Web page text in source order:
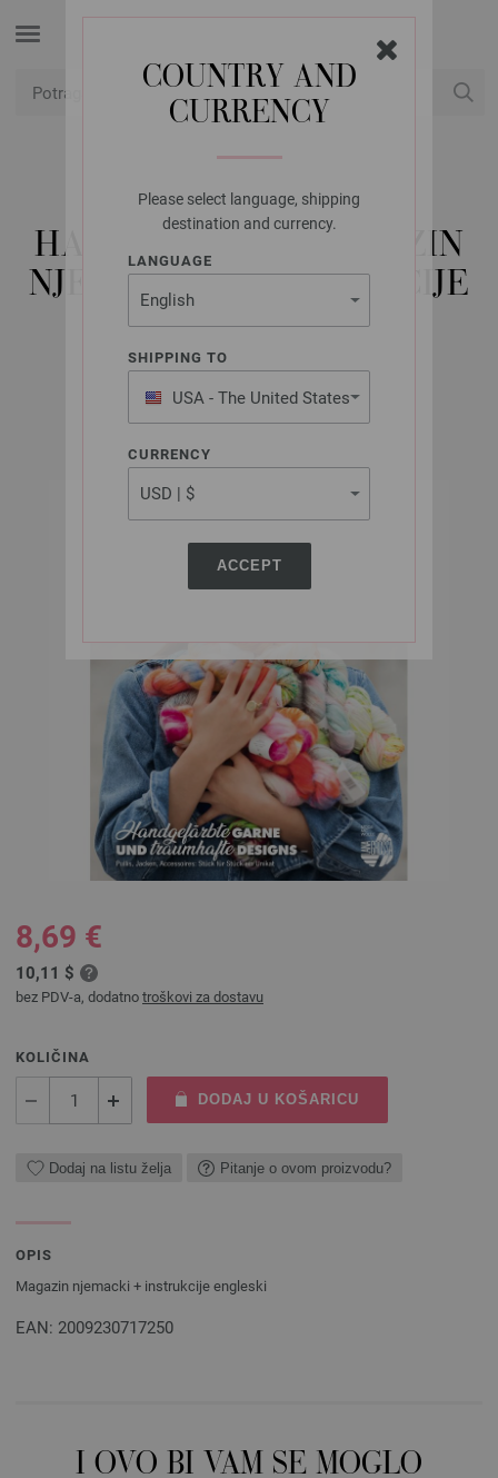
COUNTRY AND
CURRENCY
Please select language, shipping
destination and currency.
LANGUAGE
SHIPPING TO
USA - The United States
of America
CURRENCY
ACCEPT
LANA GROSSA
HAND-DYED - MMAGAZIN
NJEMACKI + INSTRUKCIJE
ENGLESKI
8,69 €
10,11 $
bez PDV-a, dodatno troškovi za dostavu
KOLIČINA
DODAJ U KOŠARICU
Dodaj na listu želja Pitanje o ovom proizvodu?
OPIS
Magazin njemacki + instrukcije engleski
EAN: 2009230717250
I OVO BI VAM SE MOGLO